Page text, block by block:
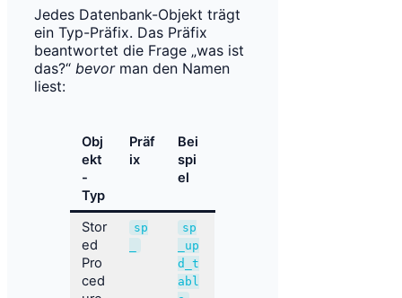
Jedes Datenbank-Objekt trägt
ein Typ-Präfix. Das Präfix
beantwortet die Frage „was ist
das?“ bevorman den Namen
liest:
Obj
ekt
-
Typ
Präf
ix
Bei
spi
el
Stor
ed
Pro
ced
sp
sp
_up
d_t
abl